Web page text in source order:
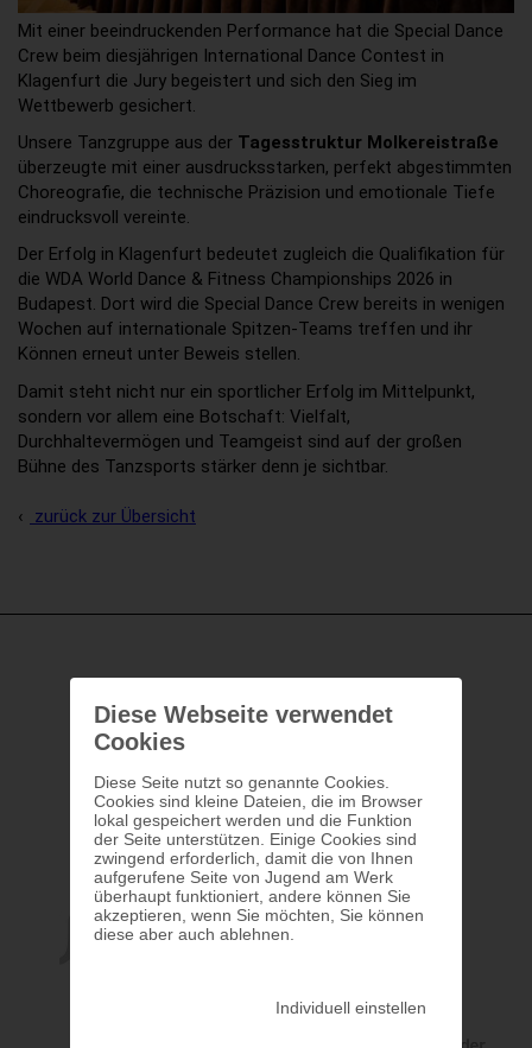
Diese Webseite verwendet
Cookies
Diese Seite nutzt so genannte Cookies.
Cookies sind kleine Dateien, die im Browser
lokal gespeichert werden und die Funktion
der Seite unterstützen. Einige Cookies sind
zwingend erforderlich, damit die von Ihnen
aufgerufene Seite von Jugend am Werk
überhaupt funktioniert, andere können Sie
akzeptieren, wenn Sie möchten, Sie können
diese aber auch ablehnen.
Individuell einstellen
Mit einer beeindruckenden Performance hat die Special Dance
Crew beim diesjährigen International Dance Contest in
Klagenfurt die Jury begeistert und sich den Sieg im
Wettbewerb gesichert.
Unsere Tanzgruppe aus der Tagesstruktur Molkereistraße
überzeugte mit einer ausdrucksstarken, perfekt abgestimmten
Choreografie, die technische Präzision und emotionale Tiefe
eindrucksvoll vereinte.
Der Erfolg in Klagenfurt bedeutet zugleich die Qualifikation für
die WDA World Dance & Fitness Championships 2026 in
Budapest. Dort wird die Special Dance Crew bereits in wenigen
Wochen auf internationale Spitzen-Teams treffen und ihr
Können erneut unter Beweis stellen.
Damit steht nicht nur ein sportlicher Erfolg im Mittelpunkt,
sondern vor allem eine Botschaft: Vielfalt,
Durchhaltevermögen und Teamgeist sind auf der großen
Bühne des Tanzsports stärker denn je sichtbar.
zurück zur Übersicht